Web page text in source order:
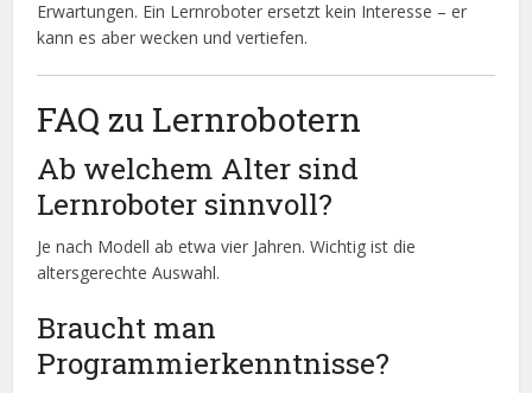
Erwartungen. Ein Lernroboter ersetzt kein Interesse – er
kann es aber wecken und vertiefen.
FAQ zu Lernrobotern
Ab welchem Alter sind
Lernroboter sinnvoll?
Je nach Modell ab etwa vier Jahren. Wichtig ist die
altersgerechte Auswahl.
Braucht man
Programmierkenntnisse?